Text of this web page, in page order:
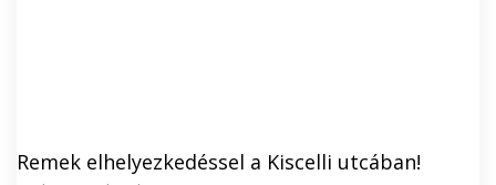
Remek elhelyezkedéssel a Kiscelli utcában!